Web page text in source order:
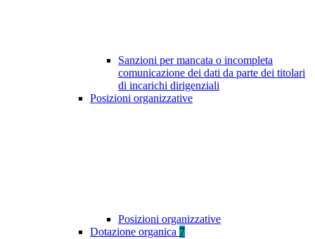
Sanzioni per mancata o incompleta
comunicazione dei dati da parte dei titolari
di incarichi dirigenziali
Posizioni organizzative
Posizioni organizzative
Dotazione organica 7